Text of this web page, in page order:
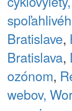
Bratislave,
Bratislava,
ozónom,
webov,